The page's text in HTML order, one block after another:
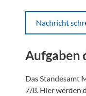
Nachricht
Aufgaben
Das Standesamt
7/8. Hier werden